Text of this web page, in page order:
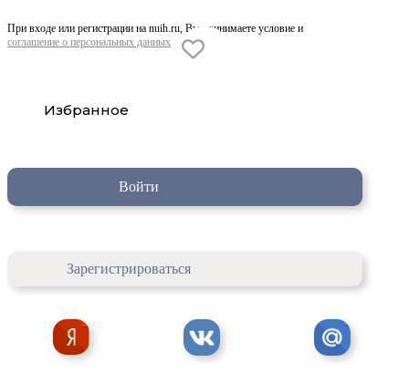
При входе или регистрации на nuih.ru, Вы принимаете условие и
соглашение о персональных данных
Избранное
Войти
Зарегистрироваться